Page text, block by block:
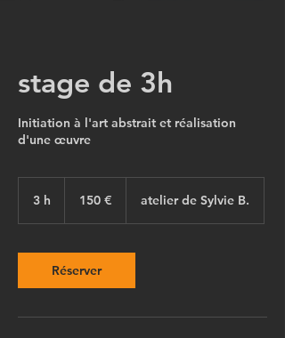
stage de 3h
Initiation à l'art abstrait et réalisation
d'une œuvre
3 h 150 € atelier de Sylvie B.
Réserver